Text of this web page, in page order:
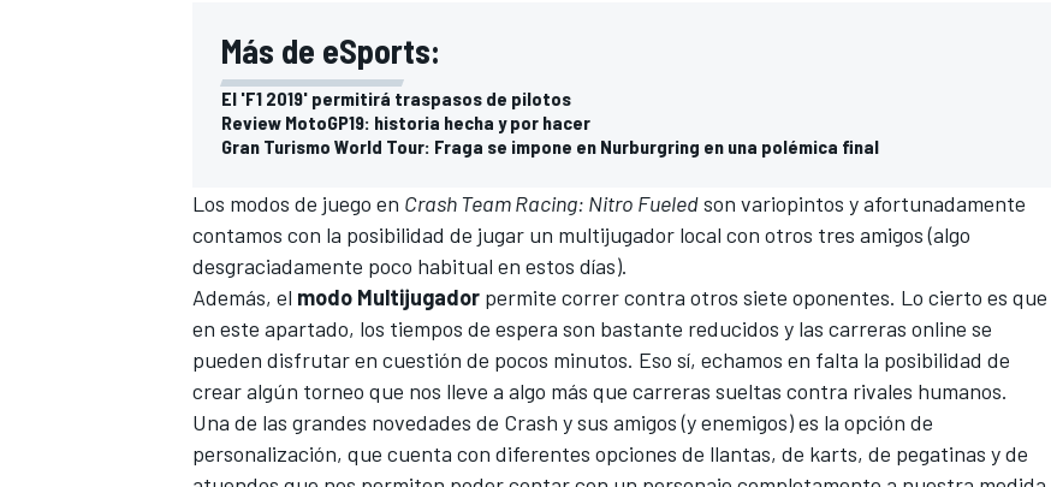
MÁS CATEGORÍAS
Más de eSports:
El 'F1 2019' permitirá traspasos de pilotos
Review MotoGP19: historia hecha y por hacer
Gran Turismo World Tour: Fraga se impone en Nurburgring en una polémica final
Los modos de juego en Crash Team Racing: Nitro Fueledson variopintos y afortunadamente
contamos con la posibilidad de jugar un multijugador local con otros tres amigos (algo
desgraciadamente poco habitual en estos días).
Además, el modo Multijugador permite correr contra otros siete oponentes. Lo cierto es que
en este apartado, los tiempos de espera son bastante reducidos y las carreras online se
pueden disfrutar en cuestión de pocos minutos. Eso sí, echamos en falta la posibilidad de
crear algún torneo que nos lleve a algo más que carreras sueltas contra rivales humanos.
Una de las grandes novedades de Crash y sus amigos (y enemigos) es la opción de
personalización, que cuenta con diferentes opciones de llantas, de karts, de pegatinas y de